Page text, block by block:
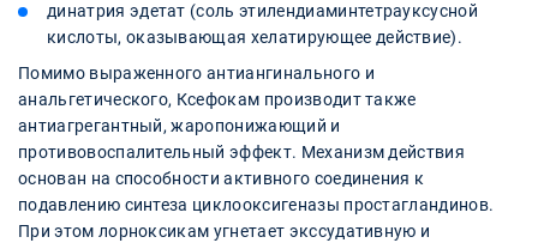
динатрия эдетат (соль этилендиаминтетрауксусной
кислоты, оказывающая хелатирующее действие).
Помимо выраженного антиангинального и
анальгетического, Ксефокам производит также
антиагрегантный, жаропонижающий и
противовоспалительный эффект. Механизм действия
основан на способности активного соединения к
подавлению синтеза циклооксигеназы простагландинов.
При этом лорноксикам угнетает экссудативную и